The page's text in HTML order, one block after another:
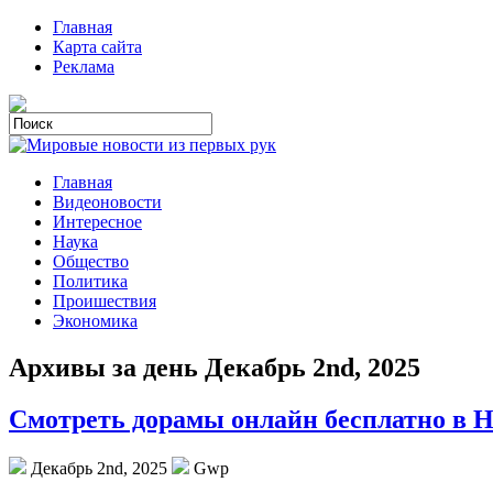
Главная
Карта сайта
Реклама
Главная
Видеоновости
Интересное
Наука
Общество
Политика
Проишествия
Экономика
Архивы за день Декабрь 2nd, 2025
Смотреть дорамы онлайн бесплатно в
Декабрь 2nd, 2025 Gwp